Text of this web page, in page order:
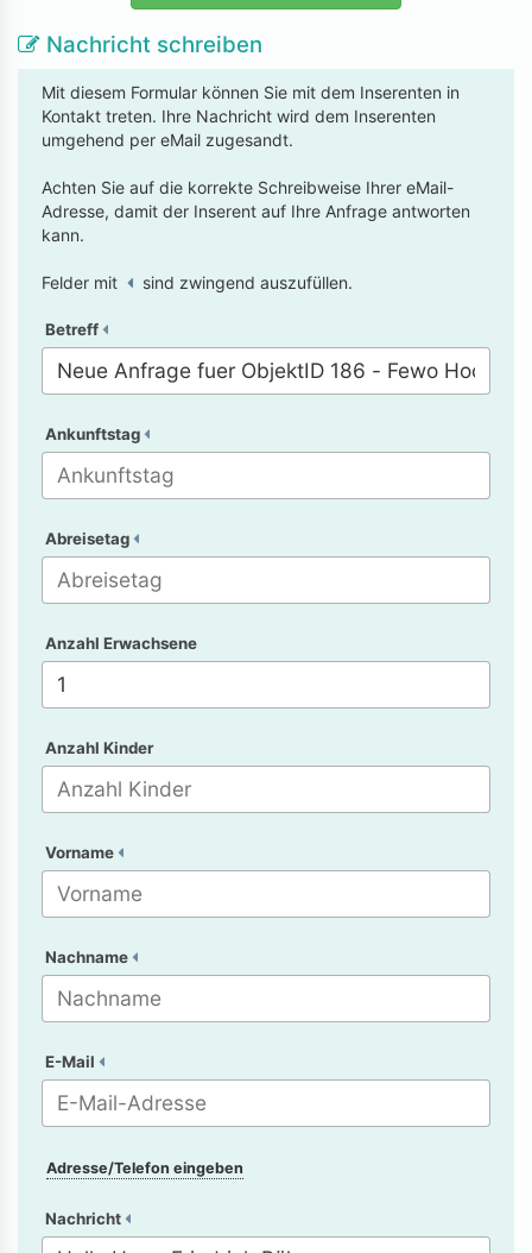
Nachricht schreiben
Mit diesem Formular können Sie mit dem Inserenten in
Kontakt treten. Ihre Nachricht wird dem Inserenten
umgehend per eMail zugesandt.
Achten Sie auf die korrekte Schreibweise Ihrer eMail-
Adresse, damit der Inserent auf Ihre Anfrage antworten
kann.
Felder mit sind zwingend auszufüllen.
Betreff
Ankunftstag
Abreisetag
Anzahl Erwachsene
Anzahl Kinder
Vorname
Nachname
E-Mail
Adresse/Telefon eingeben
Nachricht